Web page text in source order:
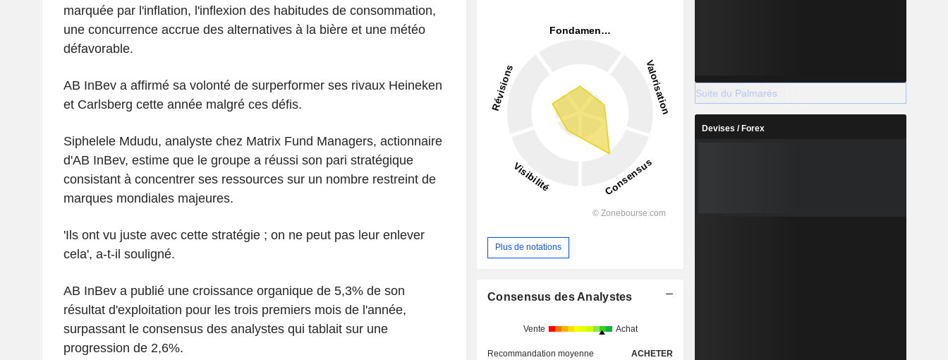
marquée par l'inflation, l'inflexion des habitudes de consommation,
une concurrence accrue des alternatives à la bière et une météo
défavorable.
AB InBev a affirmé sa volonté de surperformer ses rivaux Heineken
et Carlsberg cette année malgré ces défis.
Siphelele Mdudu, analyste chez Matrix Fund Managers, actionnaire
d'AB InBev, estime que le groupe a réussi son pari stratégique
consistant à concentrer ses ressources sur un nombre restreint de
marques mondiales majeures.
'Ils ont vu juste avec cette stratégie ; on ne peut pas leur enlever
cela', a-t-il souligné.
AB InBev a publié une croissance organique de 5,3% de son
résultat d'exploitation pour les trois premiers mois de l'année,
surpassant le consensus des analystes qui tablait sur une
progression de 2,6%.
Plus de notations
Consensus des Analystes
Vente Achat
Recommandation moyenne ACHETER
Suite du Palmarès
Devises / Forex